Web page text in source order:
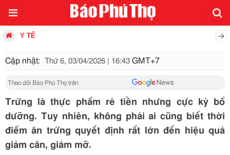
Y TẾ
Cập nhật: Thứ 6, 03/04/2026 | 16:43 GMT+7
Theo dõi Báo Phú Thọ trên
Trứng là thực phẩm rẻ tiền nhưng cực kỳ bổ
dưỡng. Tuy nhiên, không phải ai cũng biết thời
điểm ăn trứng quyết định rất lớn đến hiệu quả
giảm cân, giảm mỡ.